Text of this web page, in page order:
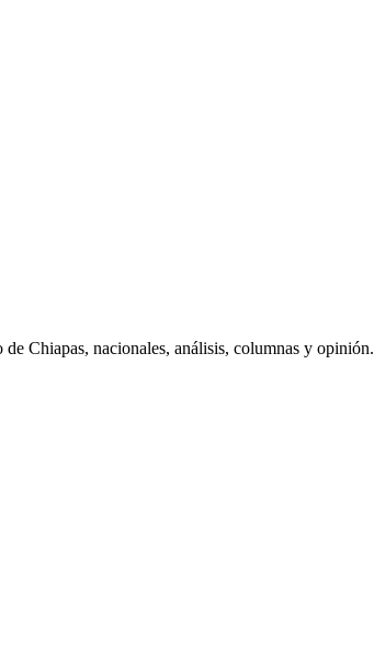
Chiapas, nacionales, análisis, columnas y opinión.